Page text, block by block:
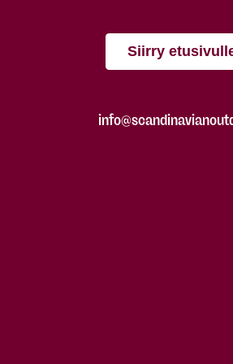
Siirry